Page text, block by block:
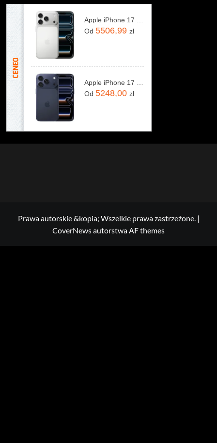
Od 5506,99 zł
Od 5248,00 zł
Prawa autorskie &kopia; Wszelkie prawa zastrzeżone. |
CoverNewsautorstwa AF themes